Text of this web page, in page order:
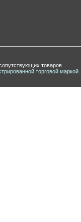
товаров.
торговой